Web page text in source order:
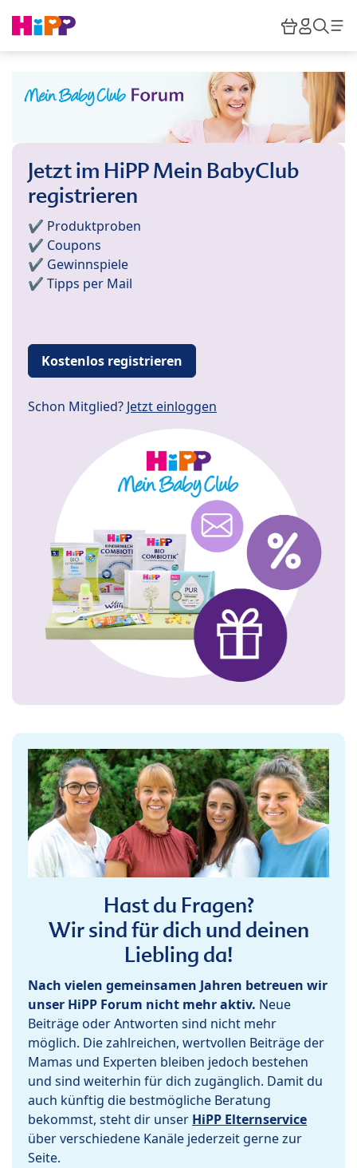
HiPP
Jetzt im HiPP Mein BabyClub
registrieren
✔️ Produktproben
✔️ Coupons
✔️ Gewinnspiele
✔️ Tipps per Mail
Kostenlos registrieren
Schon Mitglied? Jetzt einloggen
Hast du Fragen?
Wir sind für dich und deinen
Liebling da!
Nach vielen gemeinsamen Jahren betreuen wir
unser HiPP Forum nicht mehr aktiv. Neue
Beiträge oder Antworten sind nicht mehr
möglich. Die zahlreichen, wertvollen Beiträge der
Mamas und Experten bleiben jedoch bestehen
und sind weiterhin für dich zugänglich. Damit du
auch künftig die bestmögliche Beratung
bekommst, steht dir unser HiPP Elternservice
über verschiedene Kanäle jederzeit gerne zur
Seite.